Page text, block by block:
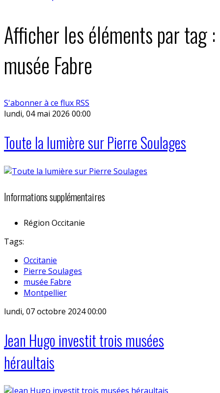
Afficher les éléments par tag :
musée Fabre
S'abonner à ce flux RSS
lundi, 04 mai 2026 00:00
Toute la lumière sur Pierre Soulages
Informations supplémentaires
Région Occitanie
Tags:
Occitanie
Pierre Soulages
musée Fabre
Montpellier
lundi, 07 octobre 2024 00:00
Jean Hugo investit trois musées
héraultais